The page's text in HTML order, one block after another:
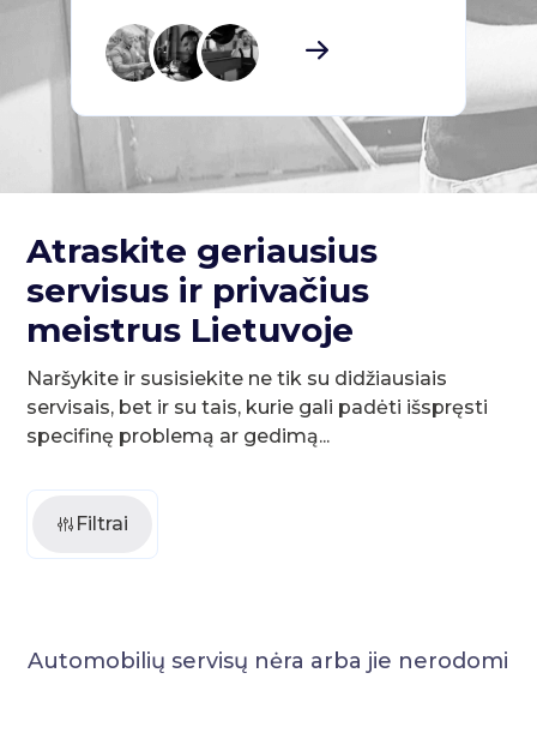
Atraskite geriausius
servisus ir privačius
meistrus Lietuvoje
Naršykite ir susisiekite ne tik su didžiausiais
servisais, bet ir su tais, kurie gali padėti išspręsti
specifinę problemą ar gedimą...
Filtrai
Automobilių servisų nėra arba jie nerodomi